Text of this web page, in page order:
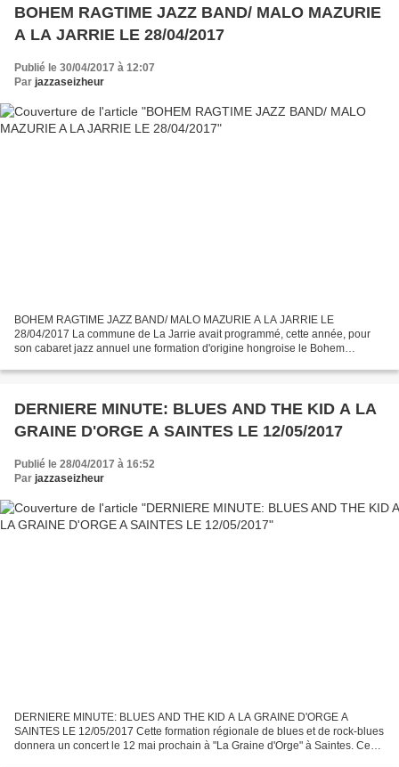
BOHEM RAGTIME JAZZ BAND/ MALO MAZURIE
A LA JARRIE LE 28/04/2017
Publié le 30/04/2017 à 12:07
Par jazzaseizheur
BOHEM RAGTIME JAZZ BAND/ MALO MAZURIE A LA JARRIE LE
28/04/2017 La commune de La Jarrie avait programmé, cette année, pour
son cabaret jazz annuel une formation d'origine hongroise le Bohem
DERNIERE MINUTE: BLUES AND THE KID A LA
GRAINE D'ORGE A SAINTES LE 12/05/2017
Publié le 28/04/2017 à 16:52
Par jazzaseizheur
DERNIERE MINUTE: BLUES AND THE KID A LA GRAINE D'ORGE A
SAINTES LE 12/05/2017 Cette formation régionale de blues et de rock-blues
donnera un concert le 12 mai prochain à "La Graine d'Orge" à Saintes. Ce